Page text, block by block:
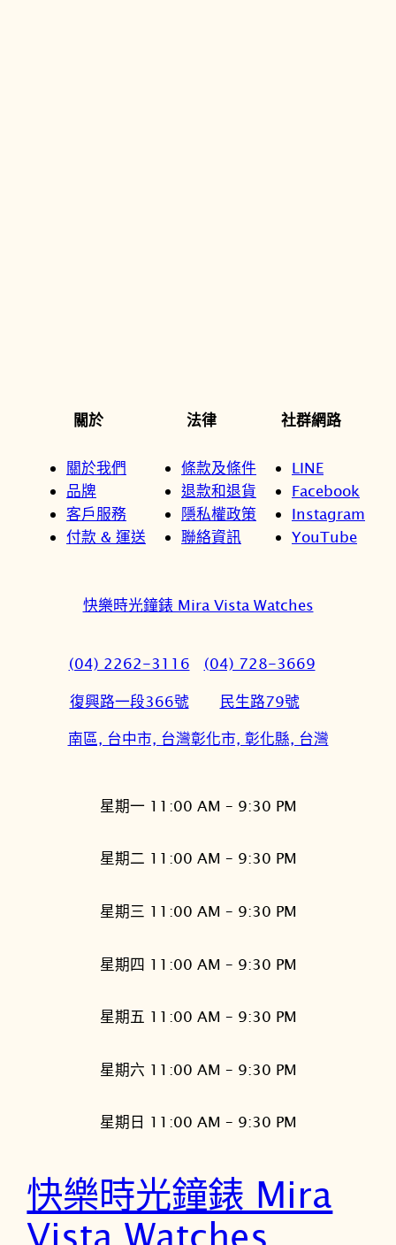
關於
關於我們
品牌
客戶服務
付款 & 運送
法律
條款及條件
退款和退貨
隱私權政策
聯絡資訊
社群網路
LINE
Facebook
Instagram
YouTube
快樂時光鐘錶 Mira Vista Watches
(04) 2262-3116
復興路一段366號
南區, 台中市, 台灣
(04) 728-3669
民生路79號
彰化市, 彰化縣, 台灣
星期一 11:00 AM – 9:30 PM
星期二 11:00 AM – 9:30 PM
星期三 11:00 AM – 9:30 PM
星期四 11:00 AM – 9:30 PM
星期五 11:00 AM – 9:30 PM
星期六 11:00 AM – 9:30 PM
星期日 11:00 AM – 9:30 PM
快樂時光鐘錶 Mira
Vista Watches